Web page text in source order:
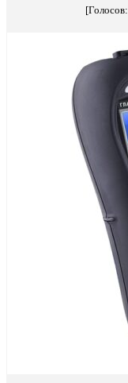
[Голосов: